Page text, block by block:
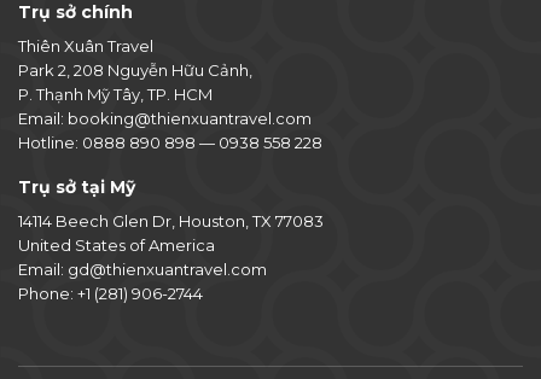
Trụ sở chính
Thiên Xuân Travel
Park 2, 208 Nguyễn Hữu Cảnh,
P. Thạnh Mỹ Tây, TP. HCM
Email: booking@thienxuantravel.com
Hotline: 0888 890 898 — 0938 558 228
Trụ sở tại Mỹ
14114 Beech Glen Dr, Houston, TX 77083
United States of America
Email: gd@thienxuantravel.com
Phone: +1 (281) 906-2744